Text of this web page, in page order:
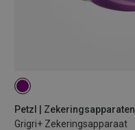
Petzl | Zekeringsapparaten
Grigri+ Zekeringsapparaat